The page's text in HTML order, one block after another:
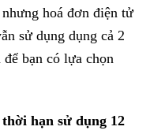
hoá đơn điện tử
sử dụng dụng cả 2
bạn có lựa chọn
hạn sử dụng 12